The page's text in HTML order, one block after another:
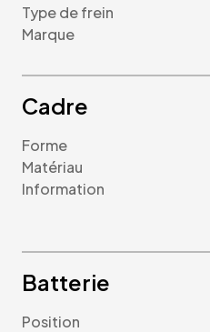
Type de frein
Marque
Cadre
Forme
Matériau
Information
Batterie
Position